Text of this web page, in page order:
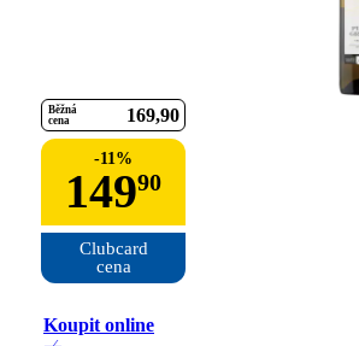
Běžná
cena
169 90
-11%
14990
Clubcard
cena
Koupit online